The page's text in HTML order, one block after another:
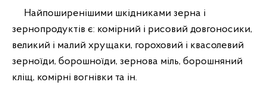
Найпоширенішими шкідниками зерна і
зернопродуктів є: комірний і рисовий довгоносики,
великий і малий хрущаки, гороховий і квасолевий
зерноїди, борошноїди, зернова міль, борошняний
кліщ, комірні вогнівки та ін.